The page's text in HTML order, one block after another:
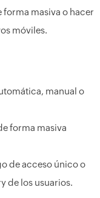
masiva o hacer
móviles.
manual o
forma masiva
de acceso único o
de los usuarios.